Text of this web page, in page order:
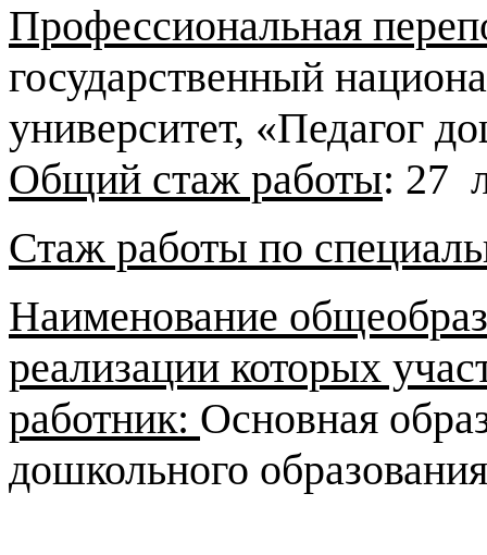
Профессиональная
государственный
университет, «Педагог
Общий стаж работы: 27
Стаж работы по
Наименование
реализации которых
работник: Основная
дошкольного образования